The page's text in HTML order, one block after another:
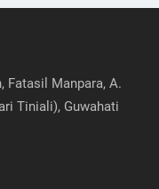
Fatasil Manpara, A.
Tiniali), Guwahati